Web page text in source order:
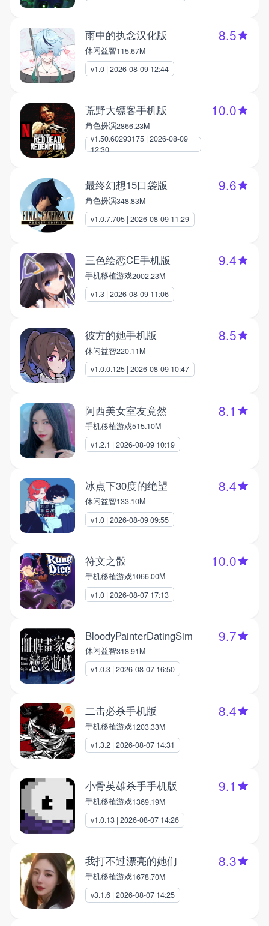
雨中的执念汉化版
休闲益智115.67M
v1.0 | 2026-08-09 12:44
8.5
荒野大镖客手机版
角色扮演2866.23M
v1.50.60293175 | 2026-08-09
12:30
10.0
最终幻想15口袋版
角色扮演348.83M
v1.0.7.705 | 2026-08-09 11:29
9.6
三色绘恋CE手机版
手机移植游戏2002.23M
v1.3 | 2026-08-09 11:06
9.4
彼方的她手机版
休闲益智220.11M
v1.0.0.125 | 2026-08-09 10:47
8.5
阿西美女室友竟然
手机移植游戏515.10M
v1.2.1 | 2026-08-09 10:19
8.1
冰点下30度的绝望
休闲益智133.10M
v1.0 | 2026-08-09 09:55
8.4
符文之骰
手机移植游戏1066.00M
v1.0 | 2026-08-07 17:13
10.0
BloodyPainterDatingSim
休闲益智318.91M
v1.0.3 | 2026-08-07 16:50
9.7
二击必杀手机版
手机移植游戏1203.33M
v1.3.2 | 2026-08-07 14:31
8.4
小骨英雄杀手手机版
手机移植游戏1369.19M
v1.0.13 | 2026-08-07 14:26
9.1
我打不过漂亮的她们
手机移植游戏1678.70M
v3.1.6 | 2026-08-07 14:25
8.3